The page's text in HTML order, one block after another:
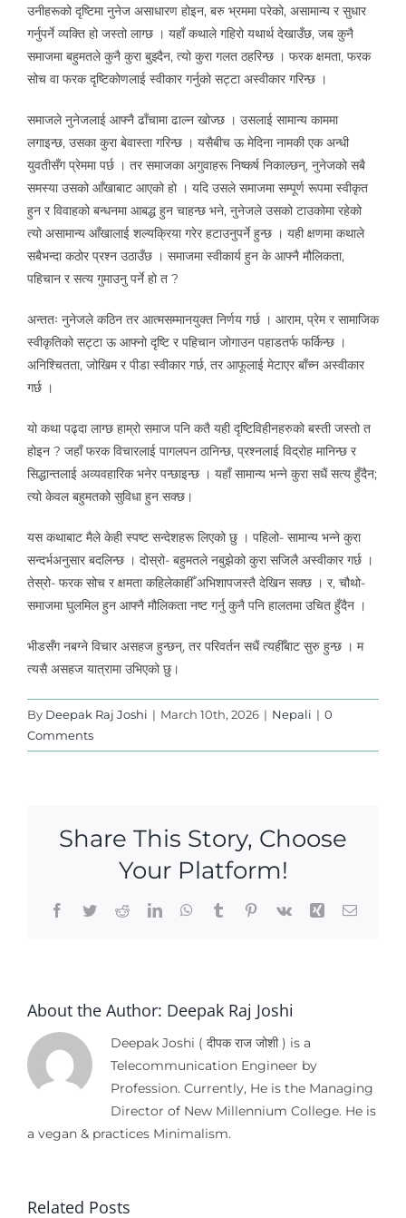
उनीहरूको दृष्टिमा नुनेज असाधारण होइन, बरु भ्रममा परेको, असामान्य र सुधार
गर्नुपर्ने व्यक्ति हो जस्तो लाग्छ । यहाँ कथाले गहिरो यथार्थ देखाउँछ, जब कुनै
समाजमा बहुमतले कुनै कुरा बुझ्दैन, त्यो कुरा गलत ठहरिन्छ । फरक क्षमता, फरक
सोच वा फरक दृष्टिकोणलाई स्वीकार गर्नुको सट्टा अस्वीकार गरिन्छ ।
समाजले नुनेजलाई आफ्नै ढाँचामा ढाल्न खोज्छ । उसलाई सामान्य काममा
लगाइन्छ, उसका कुरा बेवास्ता गरिन्छ । यसैबीच ऊ मेदिना नामकी एक अन्धी
युवतीसँग प्रेममा पर्छ । तर समाजका अगुवाहरू निष्कर्ष निकाल्छन्, नुनेजको सबै
समस्या उसको आँखाबाट आएको हो । यदि उसले समाजमा सम्पूर्ण रूपमा स्वीकृत
हुन र विवाहको बन्धनमा आबद्ध हुन चाहन्छ भने, नुनेजले उसको टाउकोमा रहेको
त्यो असामान्य आँखालाई शल्यक्रिया गरेर हटाउनुपर्ने हुन्छ । यही क्षणमा कथाले
सबैभन्दा कठोर प्रश्न उठाउँछ । समाजमा स्वीकार्य हुन के आफ्नै मौलिकता,
पहिचान र सत्य गुमाउनु पर्ने हो त ?
अन्ततः नुनेजले कठिन तर आत्मसम्मानयुक्त निर्णय गर्छ । आराम, प्रेम र सामाजिक
स्वीकृतिको सट्टा ऊ आफ्नो दृष्टि र पहिचान जोगाउन पहाडतर्फ फर्किन्छ ।
अनिश्चितता, जोखिम र पीडा स्वीकार गर्छ, तर आफूलाई मेटाएर बाँच्न अस्वीकार
गर्छ ।
यो कथा पढ्दा लाग्छ हाम्रो समाज पनि कतै यही दृष्टिविहीनहरुको बस्ती जस्तो त
होइन ? जहाँ फरक विचारलाई पागलपन ठानिन्छ, प्रश्नलाई विद्रोह मानिन्छ र
सिद्धान्तलाई अव्यवहारिक भनेर पन्छाइन्छ । यहाँ सामान्य भन्ने कुरा सधैं सत्य हुँदैन;
त्यो केवल बहुमतको सुविधा हुन सक्छ।
यस कथाबाट मैले केही स्पष्ट सन्देशहरू लिएको छु । पहिलो- सामान्य भन्ने कुरा
सन्दर्भअनुसार बदलिन्छ । दोस्रो- बहुमतले नबुझेको कुरा सजिलै अस्वीकार गर्छ ।
तेस्रो- फरक सोच र क्षमता कहिलेकाहीँ अभिशापजस्तै देखिन सक्छ । र, चौथो-
समाजमा घुलमिल हुन आफ्नै मौलिकता नष्ट गर्नु कुनै पनि हालतमा उचित हुँदैन ।
भीडसँग नबग्ने विचार असहज हुन्छन्, तर परिवर्तन सधैं त्यहीँबाट सुरु हुन्छ । म
त्यसै असहज यात्रामा उभिएको छु।
By Deepak Raj Joshi | March 10th, 2026 | Nepali | 0
Comments
Share This Story, Choose
Your Platform!
Facebook
TwitterRedditLinkedInWhatsApp
TumblrPinterest
Vk Xing Email
About the Author: Deepak Raj Joshi
Deepak Joshi ( दीपक राज जोशी ) is a
Telecommunication Engineer by
Profession. Currently, He is the Managing
Director of New Millennium College. He is
a vegan & practices Minimalism.
Related Posts